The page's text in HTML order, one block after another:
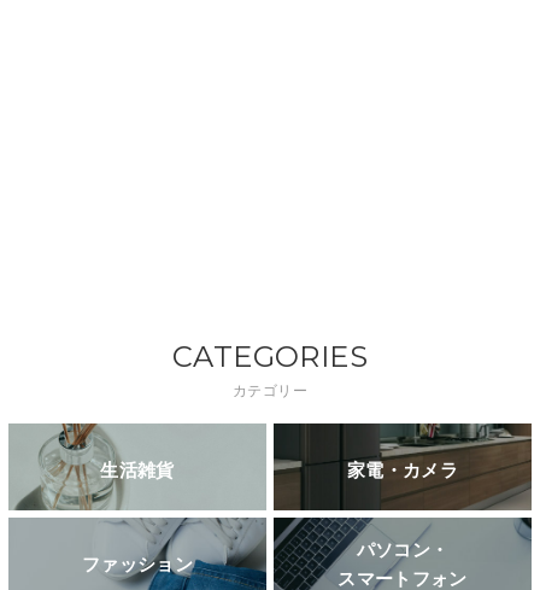
CATEGORIES
カテゴリー
生活雑貨 家電・カメラ
ファッション
パソコン・
スマートフォン